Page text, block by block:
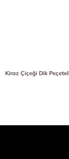
Kiraz Çiçeği Dik